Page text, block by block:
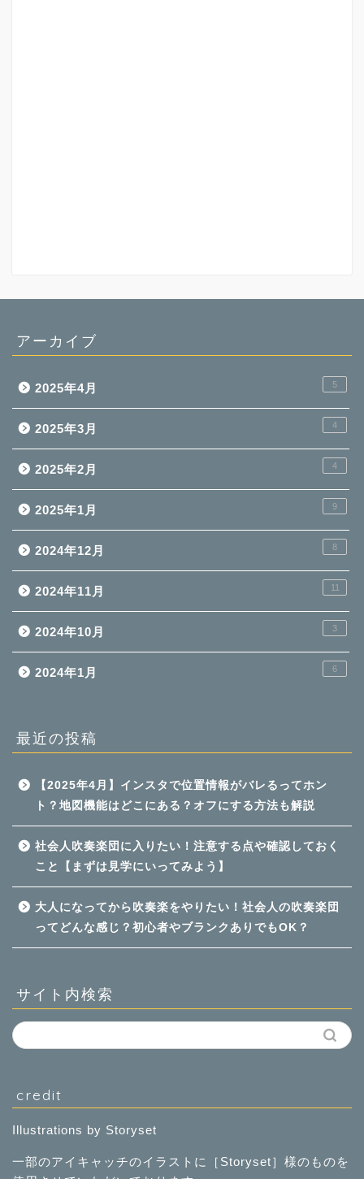
アーカイブ
2025年4月 5
2025年3月 4
2025年2月 4
2025年1月 9
2024年12月 8
2024年11月 11
2024年10月 3
2024年1月 6
最近の投稿
【2025年4月】インスタで位置情報がバレるってホン
ト？地図機能はどこにある？オフにする方法も解説
社会人吹奏楽団に入りたい！注意する点や確認しておく
こと【まずは見学にいってみよう】
大人になってから吹奏楽をやりたい！社会人の吹奏楽団
ってどんな感じ？初心者やブランクありでもOK？
サイト内検索
credit
Illustrations by Storyset
一部のアイキャッチのイラストに［ Storyset］様のものを